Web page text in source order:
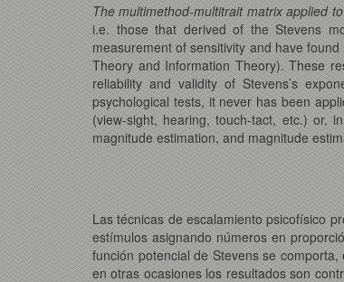
The multimethod-multitrait matrix applied
i.e. those that derived of the Stevens
measurement of sensitivity and have
Theory and Information Theory). These
reliability and validity of Stevens’s
psychological tests, it never has been
(view-sight, hearing, touch-tact, etc.) or,
magnitude estimation, and magnitude
Las técnicas de escalamiento psicofísico
estímulos asignando números en
función potencial de Stevens se
en otras ocasiones los resultados son